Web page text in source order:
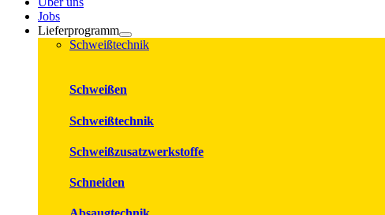
Jobs
Lieferprogramm
Schweißtechnik
Schweißen
Schweißtechnik
Schweißzusatzwerkstoffe
Schneiden